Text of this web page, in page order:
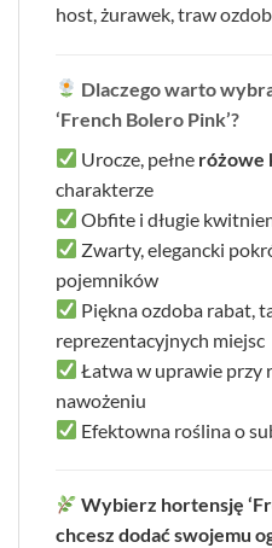
host, żurawek, traw
Dlaczego warto
‘French Bolero Pink’?
Urocze, pełne różowe
charakterze
Obfite i długie
Zwarty, elegancki
pojemników
Piękna ozdoba rabat,
reprezentacyjnych miejsc
Łatwa w uprawie przy
nawożeniu
Efektowna roślina o
Wybierz hortensję
chcesz dodać swojemu